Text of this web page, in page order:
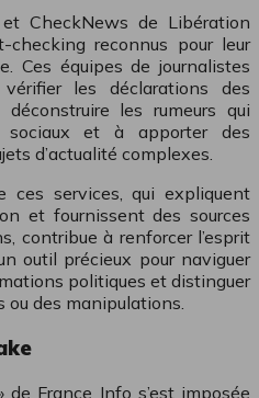
CheckNews de Libération
reconnus pour leur
Ces équipes de journalistes
les déclarations des
les rumeurs qui
sociaux et à apporter des
d’actualité complexes.
ces services, qui expliquent
et fournissent des sources
contribue à renforcer l’esprit
outil précieux pour naviguer
politiques et distinguer
ou des manipulations.
de France Info s’est imposée